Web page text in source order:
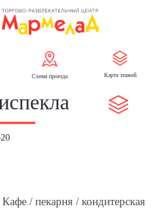
Схемапроезда Карта этажей
Кафе / пекарня / кондитерская